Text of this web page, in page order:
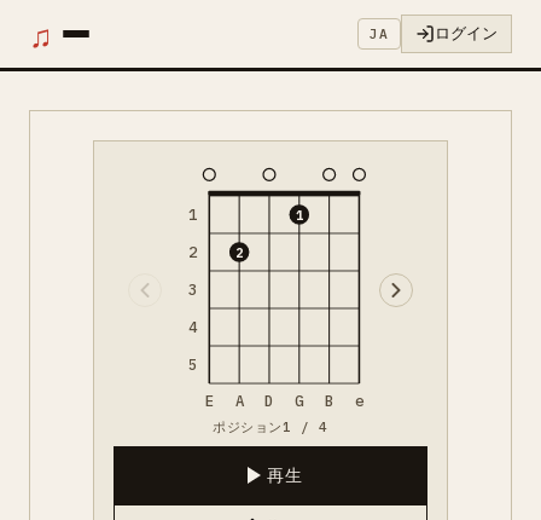
♫ JA ログイン
1
2
3
4
5
2
1
E A D G B e
ポジション1 / 4
再生